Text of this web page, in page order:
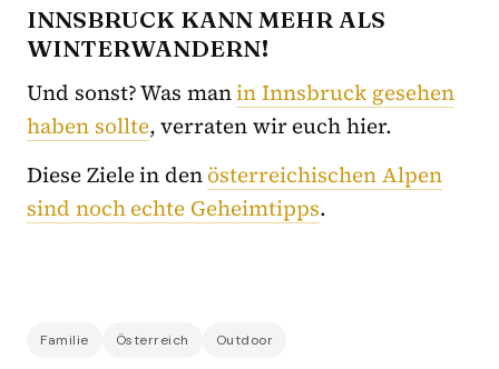
INNSBRUCK KANN MEHR ALS
WINTERWANDERN!
Und sonst? Was manin Innsbruck gesehen
haben sollte, verraten wir euch hier.
Diese Ziele in denösterreichischen Alpen
sind noch echte Geheimtipps.
Familie Österreich Outdoor